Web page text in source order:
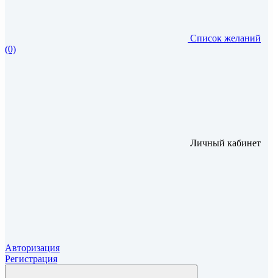
Список желаний
(0)
Личный кабинет
Авторизация
Регистрация